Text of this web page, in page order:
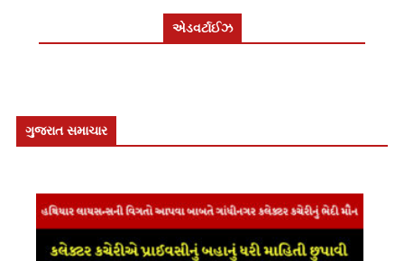
એડવર્ટાઈઝ
ગુજરાત સમાચાર